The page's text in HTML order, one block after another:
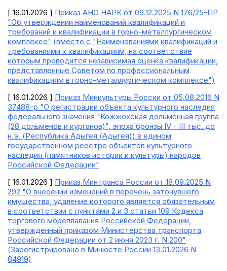
[ 16.01.2026 ] Приказ АНО НАРК от 09.12.2025 N 176/25-ПР
"Об утверждении наименований квалификаций и
требований к квалификации в горно-металлургическом
комплексе" (вместе с "Наименованиями квалификаций и
требованиями к квалификациям, на соответствие
которым проводится независимая оценка квалификации,
представленные Советом по профессиональным
квалификациям в горно-металлургическом комплексе")
[ 16.01.2026 ] Приказ Минкультуры России от 05.08.2016 N
37488-р "О регистрации объекта культурного наследия
федерального значения "Кожжохская дольменная группа
(28 дольменов и курганов)", эпоха бронзы IV - III тыс. до
н.э. (Республика Адыгея (Адыгея)) в едином
государственном реестре объектов культурного
наследия (памятников истории и культуры) народов
Российской Федерации"
[ 16.01.2026 ] Приказ Минтранса России от 18.09.2025 N
292 "О внесении изменений в перечень затонувшего
имущества, удаление которого является обязательным
в соответствии с пунктами 2 и 3 статьи 109 Кодекса
торгового мореплавания Российской Федерации,
утвержденный приказом Министерства транспорта
Российской Федерации от 2 июня 2023 г. N 200"
(Зарегистрировано в Минюсте России 13.01.2026 N
84919)